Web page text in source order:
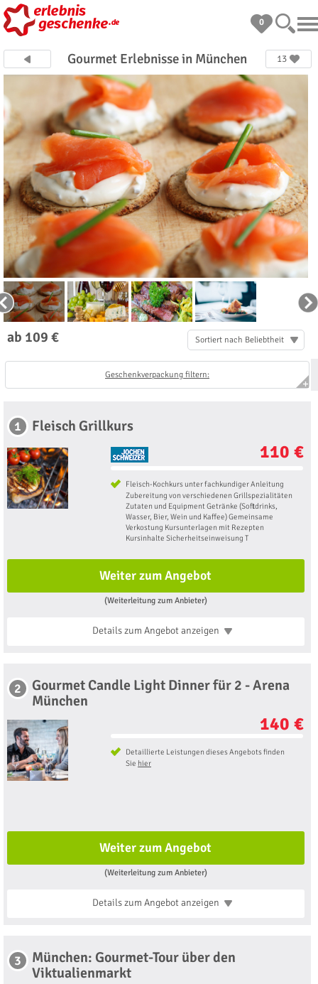
0
Gourmet Erlebnisse in München 13
ab 109 € Sortiert nach Beliebtheit
Geschenkverpackung filtern:
1 Fleisch Grillkurs
110 €
Fleisch-Kochkurs unter fachkundiger Anleitung
Zubereitung von verschiedenen Grillspezialitäten
Zutaten und Equipment Getränke (Softdrinks,
Wasser, Bier, Wein und Kaffee) Gemeinsame
Verkostung Kursunterlagen mit Rezepten
Kursinhalte Sicherheitseinweisung T
Weiter zum Angebot
(Weiterleitung zum Anbieter)
Details zum Angebotanzeigen
2
Gourmet Candle Light Dinner für 2 - Arena
München
140 €
Detaillierte Leistungen dieses Angebots finden
Sie hier
Weiter zum Angebot
(Weiterleitung zum Anbieter)
Details zum Angebotanzeigen
3
München: Gourmet-Tour über den
Viktualienmarkt